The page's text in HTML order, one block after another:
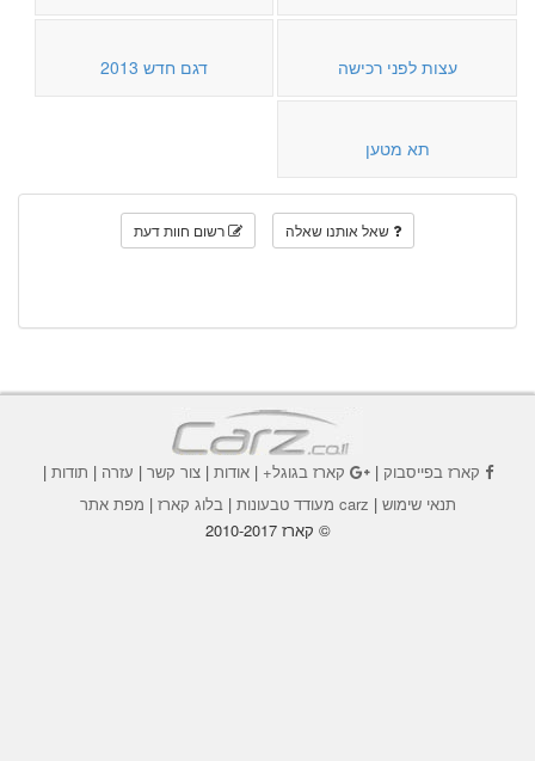
עצות לפני רכישה דגם חדש 2013
תא מטען
שאל אותנו שאלה רשום חוות דעת
קארז בפייסבוק| קארז בגוגל+|אודות |צור קשר | עזרה | תודות |
תנאי שימוש | carz מעודד טבעונות | בלוג קארז | מפת אתר
© קארז 2010-2017